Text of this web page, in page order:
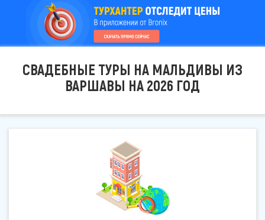
СВАДЕБНЫЕ ТУРЫ НА МАЛЬДИВЫ ИЗ
ВАРШАВЫ НА 2026 ГОД